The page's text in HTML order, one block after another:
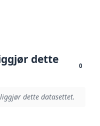
dette
0
dette datasettet.